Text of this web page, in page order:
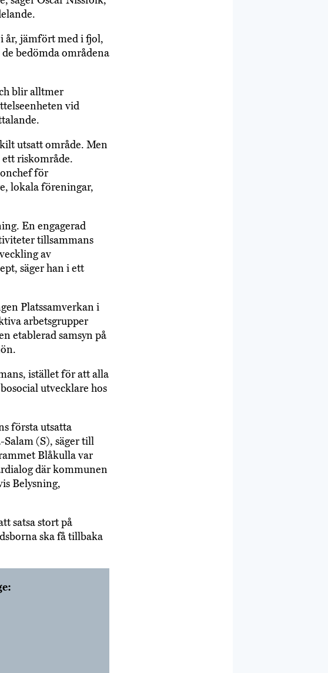
år, jämfört med i fjol,
bedömda områdena
blir alltmer
vid
utsatt område. Men
ett riskområde.
för
lokala föreningar,
En engagerad
tillsammans
av
säger han i ett
Platssamverkan i
arbetsgrupper
etablerad samsyn på
istället för att alla
utvecklare hos
första utsatta
(S), säger till
Blåkulla var
där kommunen
Belysning,
satsa stort på
ska få tillbaka